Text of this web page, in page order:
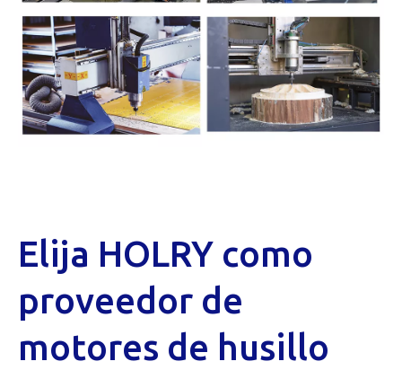
Elija HOLRY como
proveedor de
motores de husillo